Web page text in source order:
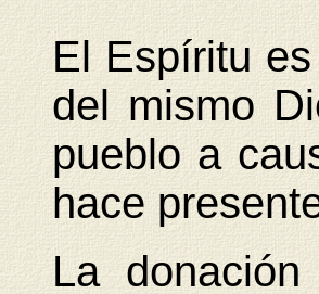
El Espíritu
del mismo
pueblo a
hace
La